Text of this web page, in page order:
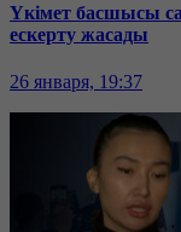
Үкімет басшысы
ескерту жасады
26 января, 19:37